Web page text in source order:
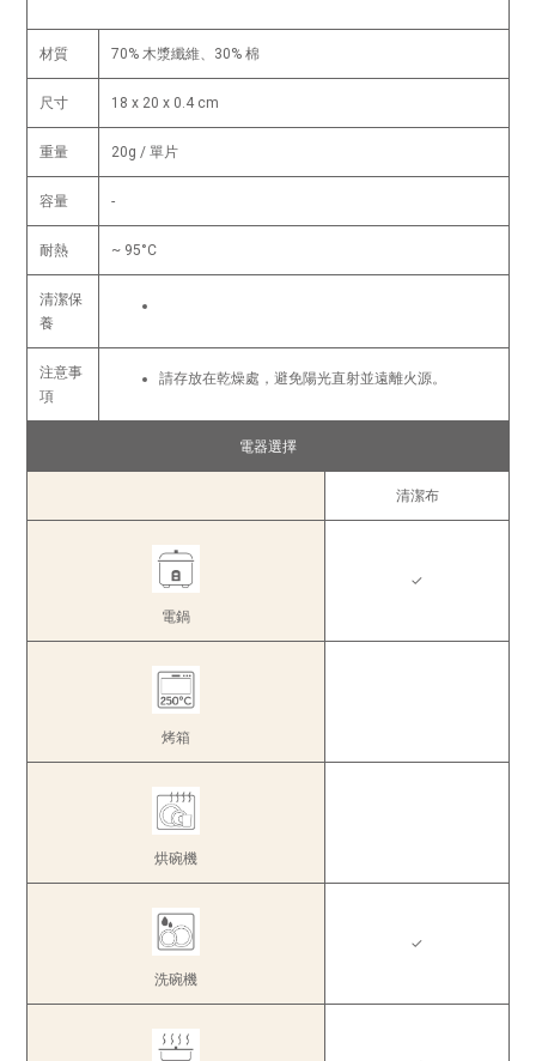
材質 70% 木漿纖維、30% 棉
尺寸 18 x 20 x 0.4 cm
重量 20g / 單片
容量 -
耐熱 ~ 95°C
清潔保
養
注意事
項
請存放在乾燥處，避免陽光直射並遠離火源。
電器選擇
清潔布
電鍋
✓
烤箱
烘碗機
洗碗機
✓